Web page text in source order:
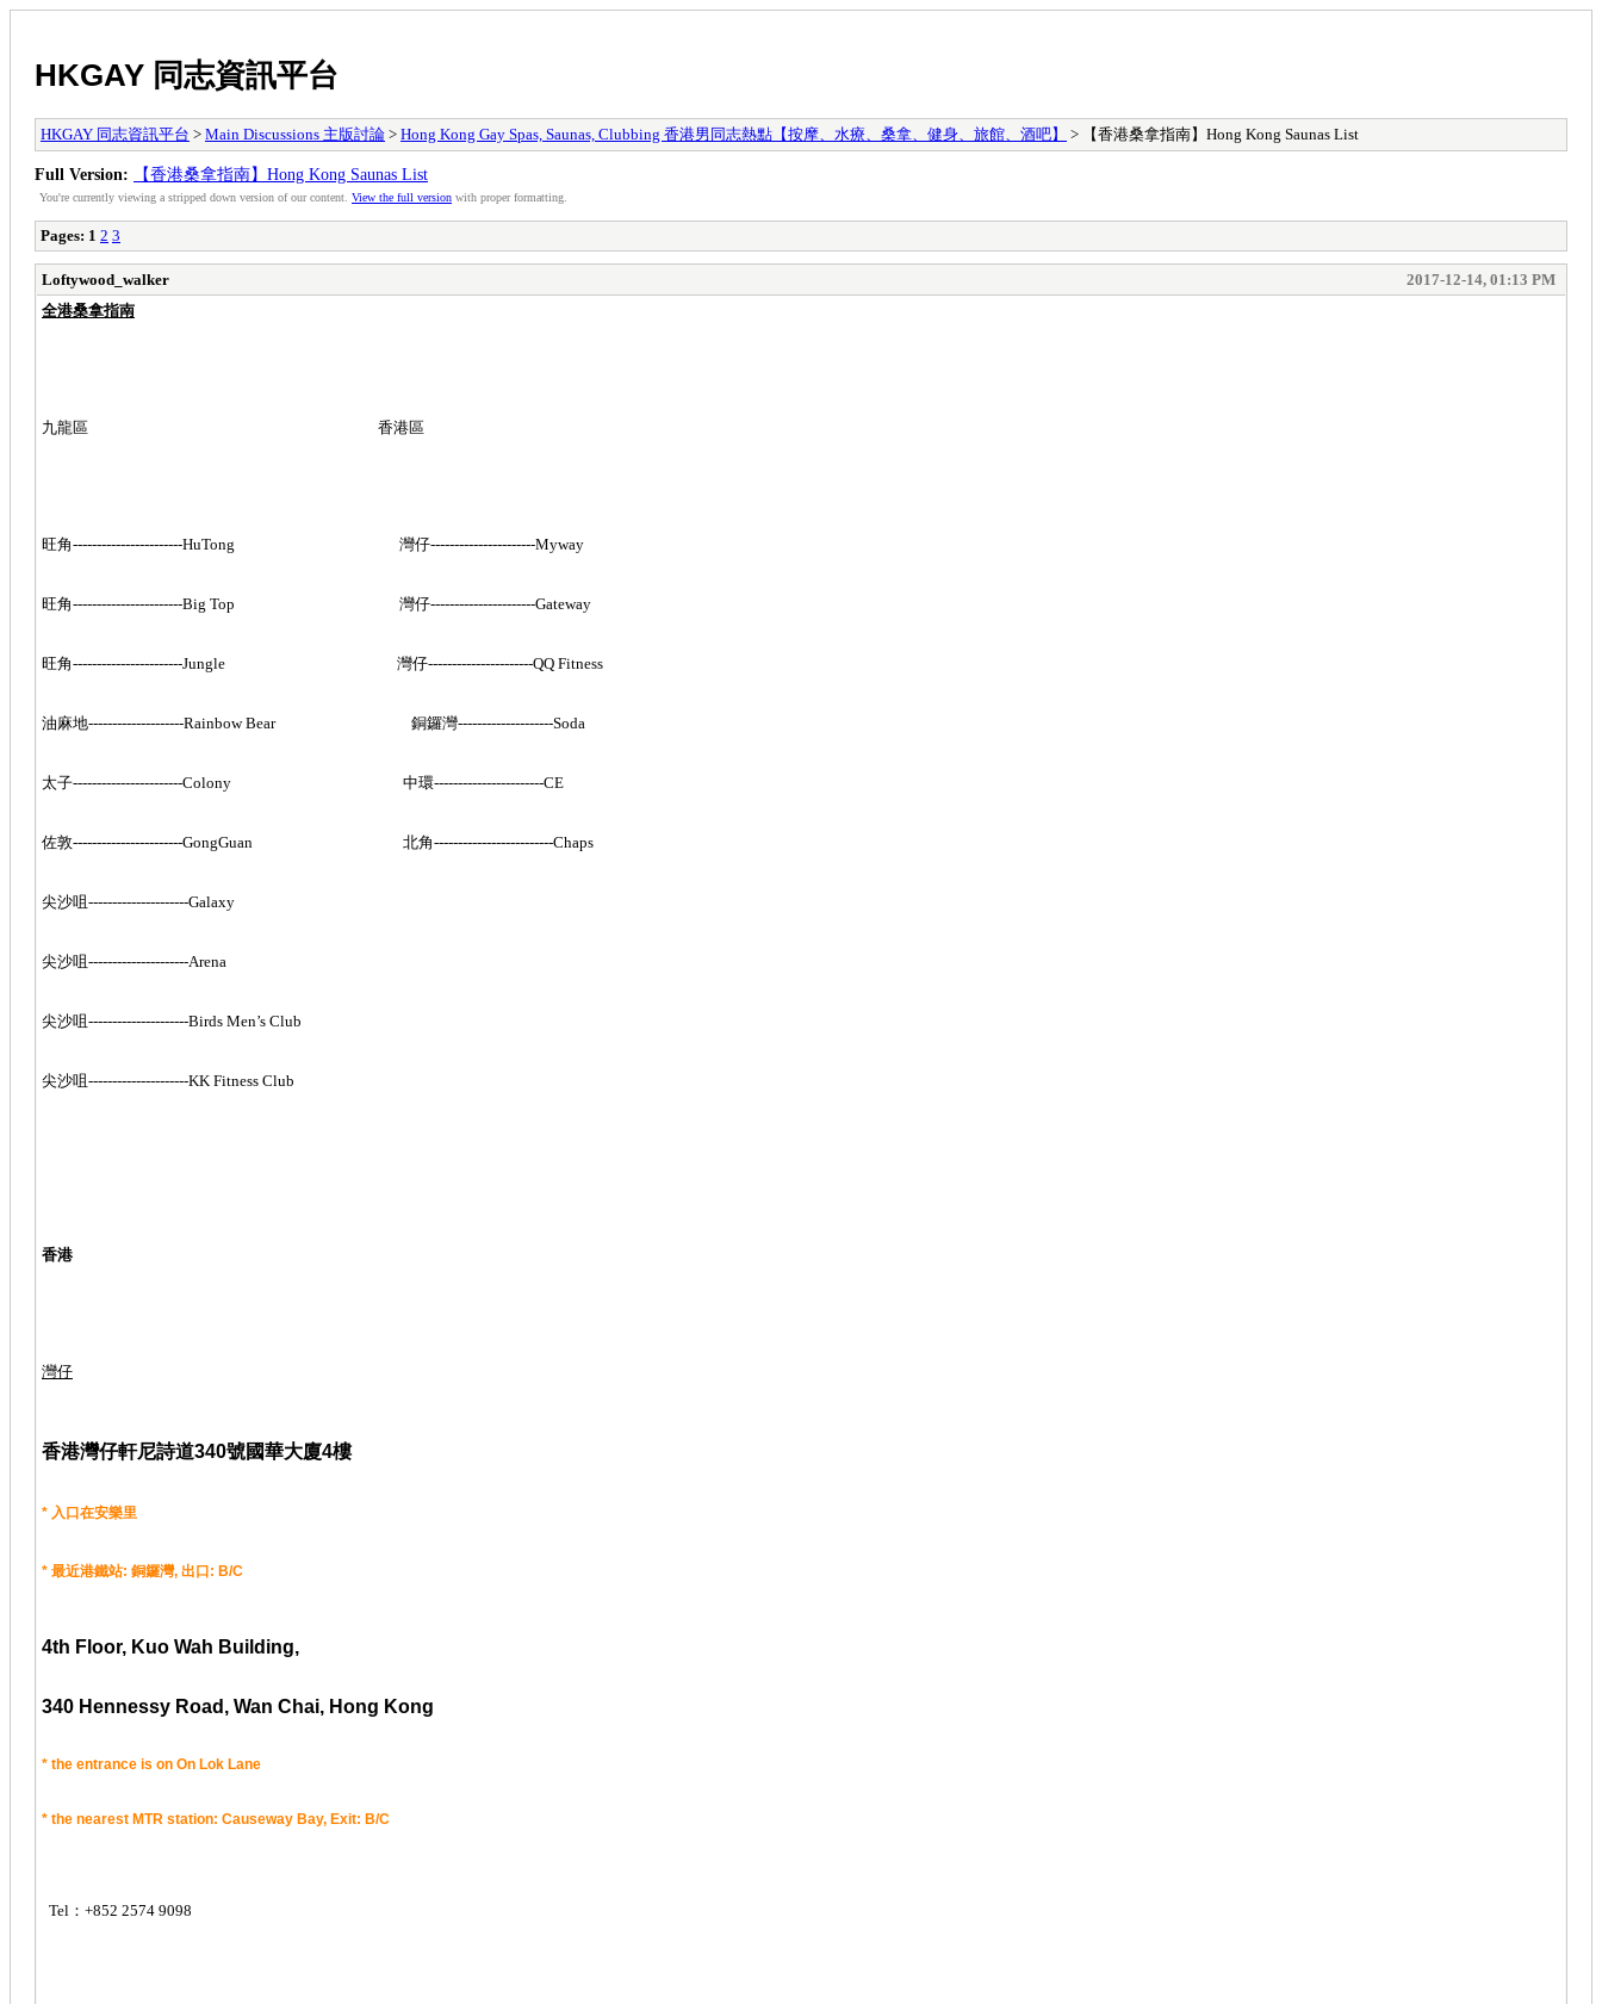
HKGAY 同志資訊平台
HKGAY 同志資訊平台 > Main Discussions 主版討論 > Hong Kong Gay Spas, Saunas, Clubbing 香港男同志熱點【按摩、水療、桑拿、健身、旅館、酒吧】 > 【香港桑拿指南】Hong Kong Saunas List
Full Version: 【香港桑拿指南】Hong Kong Saunas List
You're currently viewing a stripped down version of our content. View the full version with proper formatting.
Pages: 1 2 3
Loftywood_walker
2017-12-14, 01:13 PM
全港桑拿指南
九龍區 香港區
旺角-----------------------HuTong 灣仔----------------------Myway
旺角-----------------------Big Top 灣仔----------------------Gateway
旺角-----------------------Jungle 灣仔----------------------QQ Fitness
油麻地--------------------Rainbow Bear 銅鑼灣--------------------Soda
太子-----------------------Colony 中環-----------------------CE
佐敦-----------------------GongGuan 北角-------------------------Chaps
尖沙咀---------------------Galaxy
尖沙咀---------------------Arena
尖沙咀---------------------Birds Men’s Club
尖沙咀---------------------KK Fitness Club
香港
灣仔
香港灣仔軒尼詩道340號國華大廈4樓
* 入口在安樂里
* 最近港鐵站: 銅鑼灣, 出口: B/C
4th Floor, Kuo Wah Building,
340 Hennessy Road, Wan Chai, Hong Kong
* the entrance is on On Lok Lane
* the nearest MTR station: Causeway Bay, Exit: B/C
Tel：+852 2574 9098